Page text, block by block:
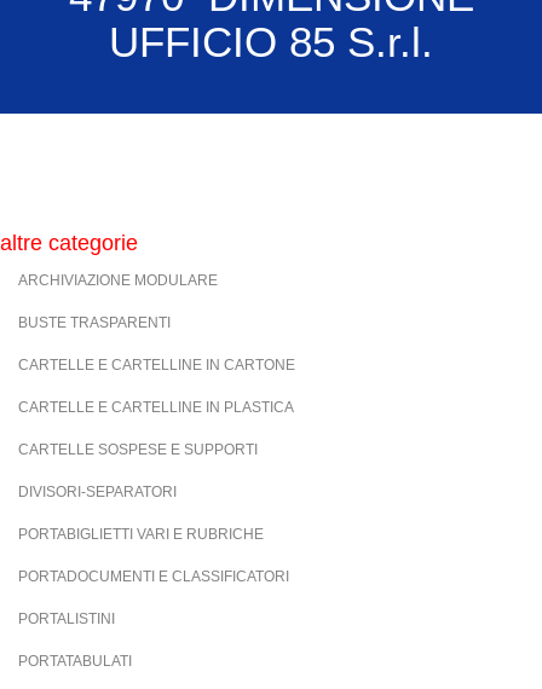
UFFICIO 85 S.r.l.
altre categorie
ARCHIVIAZIONE MODULARE
BUSTE TRASPARENTI
CARTELLE E CARTELLINE IN CARTONE
CARTELLE E CARTELLINE IN PLASTICA
CARTELLE SOSPESE E SUPPORTI
DIVISORI-SEPARATORI
PORTABIGLIETTI VARI E RUBRICHE
PORTADOCUMENTI E CLASSIFICATORI
PORTALISTINI
PORTATABULATI